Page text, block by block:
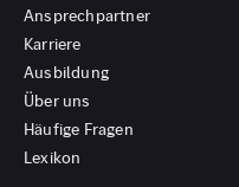
Ansprechpartner
Karriere
Ausbildung
Über uns
Häufige Fragen
Lexikon